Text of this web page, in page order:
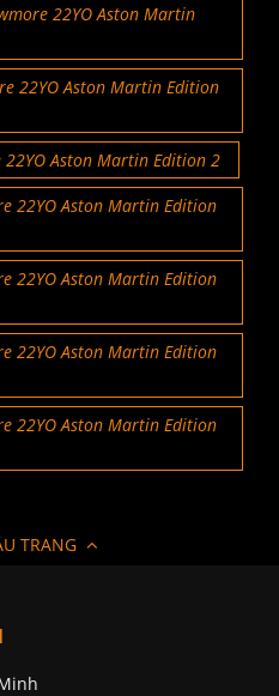
22YO Aston Martin
22YO Aston Martin Edition
22YO Aston Martin Edition 2
22YO Aston Martin Edition
22YO Aston Martin Edition
22YO Aston Martin Edition
22YO Aston Martin Edition
TRANG